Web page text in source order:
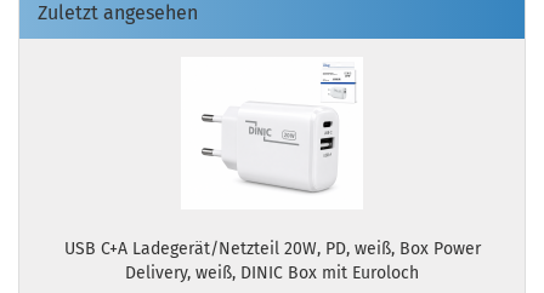
Zuletzt angesehen
USB C+A Ladegerät/Netzteil 20W, PD, weiß, Box Power
Delivery, weiß, DINIC Box mit Euroloch